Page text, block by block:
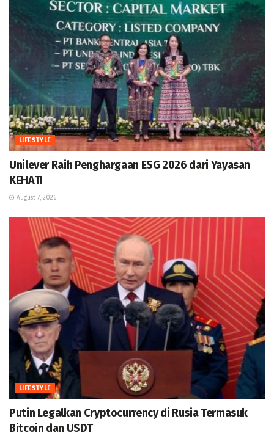
LIFESTYLE
Unilever Raih Penghargaan ESG 2026 dari Yayasan
KEHATI
August 7, 2026
LIFESTYLE
Putin Legalkan Cryptocurrency di Rusia Termasuk
Bitcoin dan USDT